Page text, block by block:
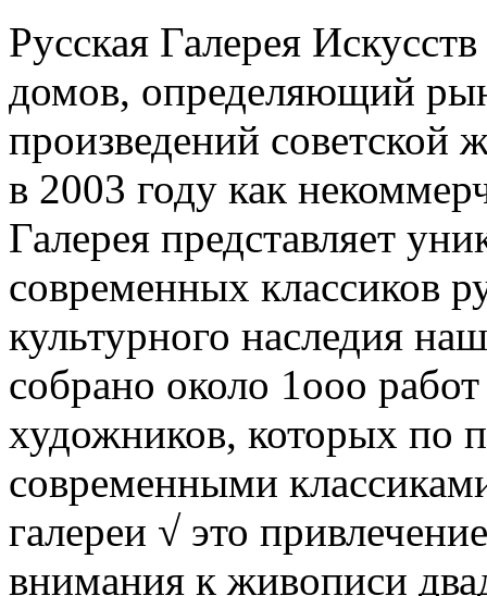
Русская Галерея
домов, определяющий
произведений
в 2003 году как
Галерея представляет
современных классиков
культурного наследия
собрано около 1ооо
художников, которых по
современными
галереи √ это
внимания к живописи